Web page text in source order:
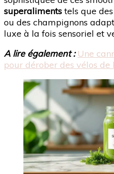
superalimentstels que
ou des champignons
luxe à la fois sensoriel et
A lire également : Une
pour dérober des vélos de